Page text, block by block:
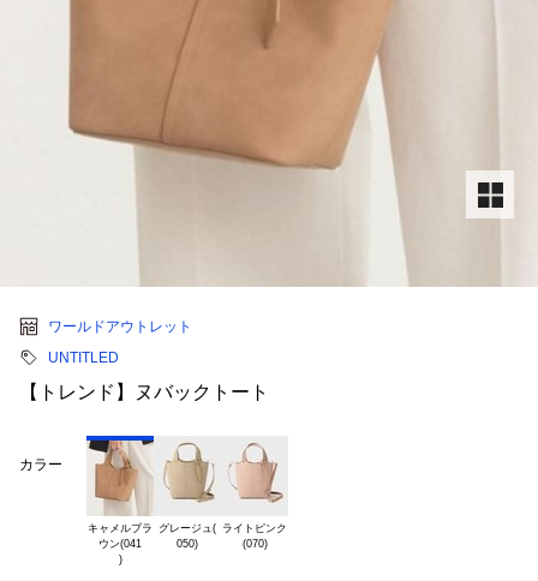
ワールドアウトレット
UNTITLED
【トレンド】ヌバックトート
カラー
キャメルブラ
ウン(041
)
グレージュ( ライトピンク
(070)